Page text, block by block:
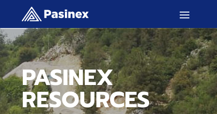
PASINEX
RESOURCES